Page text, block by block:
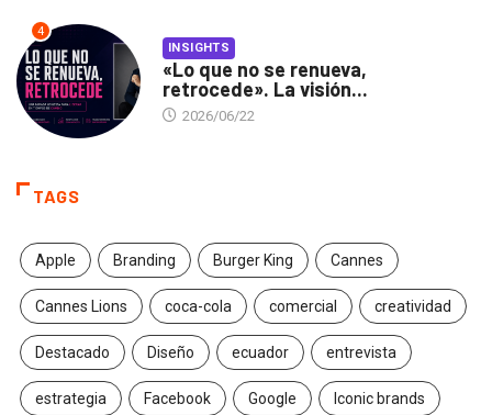
4
INSIGHTS
«Lo que no se renueva,
retrocede». La visión...
2026/06/22
TAGS
Apple Branding Burger King Cannes
Cannes Lions coca-cola comercial creatividad
Destacado Diseño ecuador entrevista
estrategia Facebook Google Iconic brands